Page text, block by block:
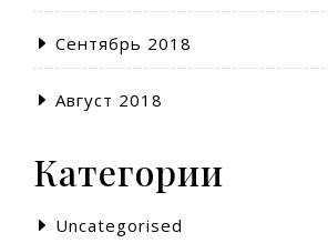
Сентябрь 2018
Август 2018
Категории
Uncategorised